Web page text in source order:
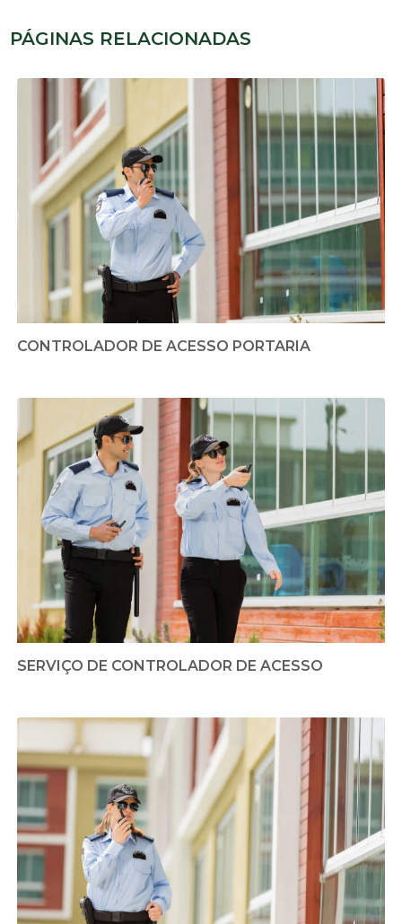
PÁGINAS RELACIONADAS
CONTROLADOR DE ACESSO PORTARIA
SERVIÇO DE CONTROLADOR DE ACESSO